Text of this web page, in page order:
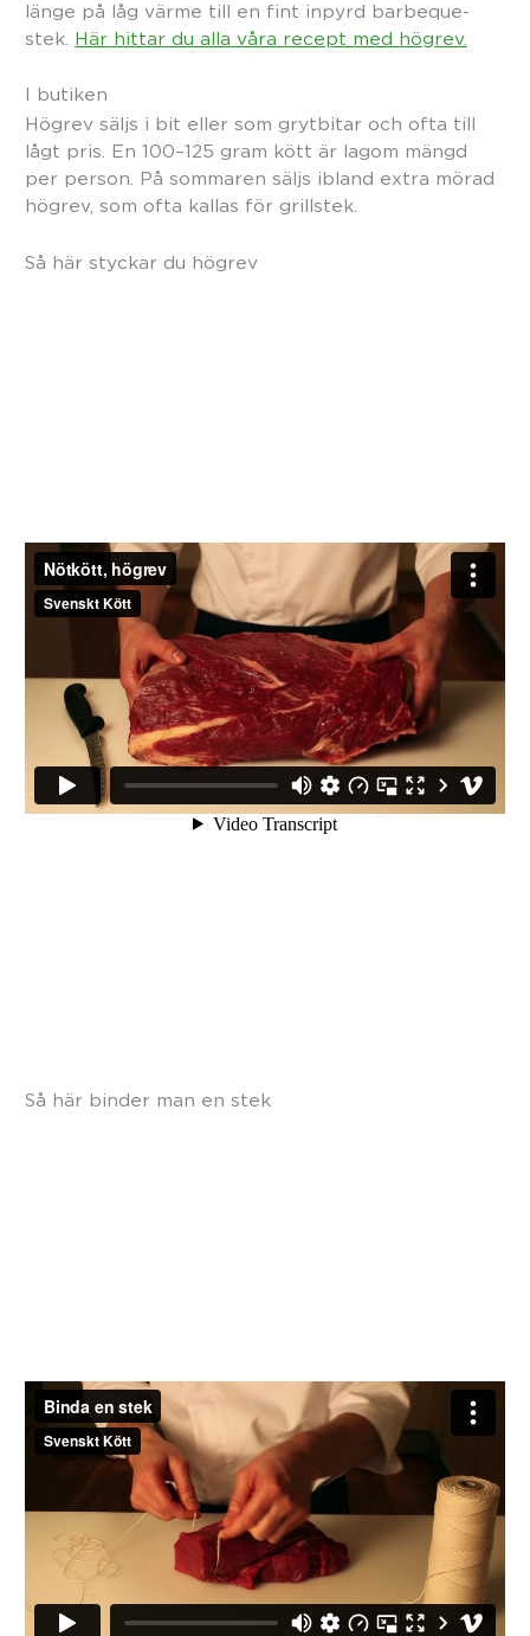
länge på låg värme till en fint inpyrd barbeque-
stek. Här hittar du alla våra recept med högrev.
I butiken
Högrev säljs i bit eller som grytbitar och ofta till
lågt pris. En 100–125 gram kött är lagom mängd
per person. På sommaren säljs ibland extra mörad
högrev, som ofta kallas för grillstek.
Så här styckar du högrev
Så här binder man en stek